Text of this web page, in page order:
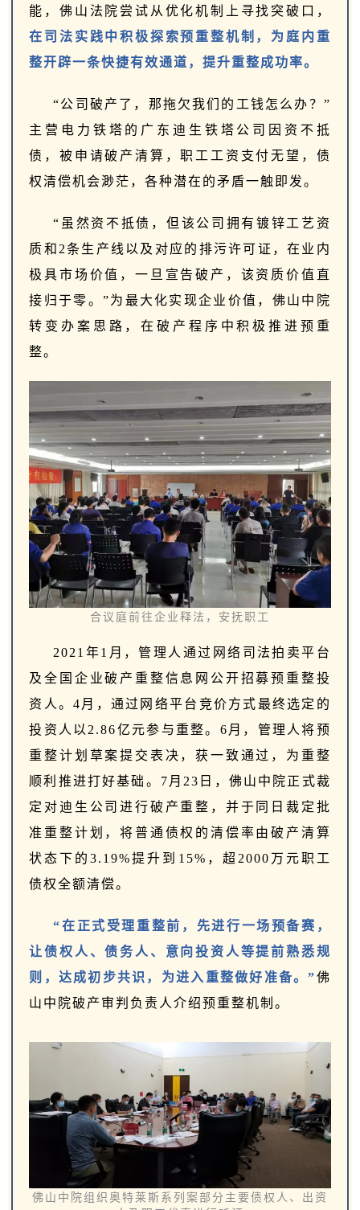
能，佛山法院尝试从优化机制上寻找突破口，
在司法实践中积极探索预重整机制，为庭内重
整开辟一条快捷有效通道，提升重整成功率。
“公司破产了，那拖欠我们的工钱怎么办？”
主营电力铁塔的广东迪生铁塔公司因资不抵
债，被申请破产清算，职工工资支付无望，债
权清偿机会渺茫，各种潜在的矛盾一触即发。
“虽然资不抵债，但该公司拥有镀锌工艺资
质和2条生产线以及对应的排污许可证，在业内
极具市场价值，一旦宣告破产，该资质价值直
接归于零。”为最大化实现企业价值，佛山中院
转变办案思路，在破产程序中积极推进预重
整。
合议庭前往企业释法，安抚职工
2021年1月，管理人通过网络司法拍卖平台
及全国企业破产重整信息网公开招募预重整投
资人。4月，通过网络平台竞价方式最终选定的
投资人以2.86亿元参与重整。6月，管理人将预
重整计划草案提交表决，获一致通过，为重整
顺利推进打好基础。7月23日，佛山中院正式裁
定对迪生公司进行破产重整，并于同日裁定批
准重整计划，将普通债权的清偿率由破产清算
状态下的3.19%提升到15%，超2000万元职工
债权全额清偿。
“在正式受理重整前，先进行一场预备赛，
让债权人、债务人、意向投资人等提前熟悉规
则，达成初步共识，为进入重整做好准备。”佛
山中院破产审判负责人介绍预重整机制。
佛山中院组织奥特莱斯系列案部分主要债权人、出资